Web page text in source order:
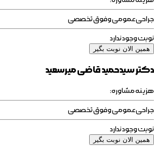
جراحی عمومی وفوق تخصصی
نوبت وجود ندارد
همین الان نوبت بگیر
دکتر سیدحمید قاضی میرسعید
هزینه مشاوره:
جراحی عمومی وفوق تخصصی
نوبت وجود ندارد
همین الان نوبت بگیر